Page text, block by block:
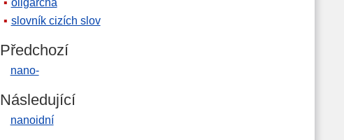
oligarcha
slovník cizích slov
Předchozí
nano-
Následující
nanoidní